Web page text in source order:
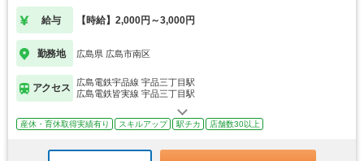
給与 【時給】2,000円～3,000円
勤務地 広島県 広島市南区
アクセス
広島電鉄宇品線 宇品三丁目駅
広島電鉄皆実線 宇品三丁目駅
産休・育休取得実績有り スキルアップ 駅チカ 店舗数30以上